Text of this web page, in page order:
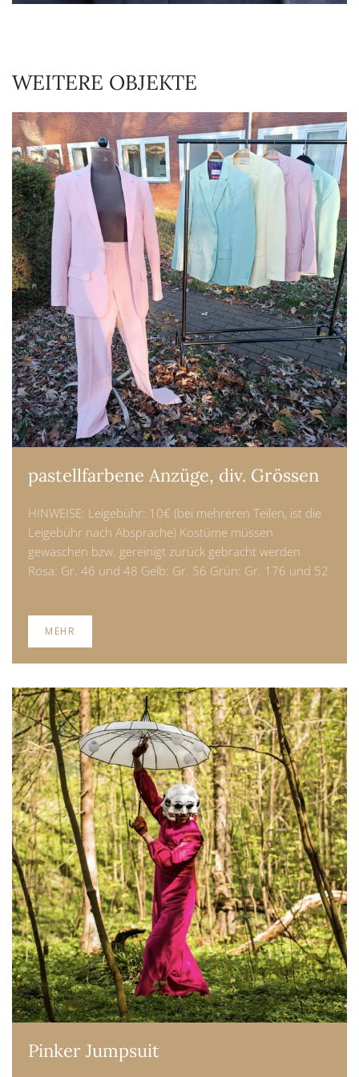
WEITERE OBJEKTE
pastellfarbene Anzüge, div. Grössen
HINWEISE: Leigebühr: 10€ (bei mehreren Teilen, ist die
Leigebühr nach Absprache) Kostüme müssen
gewaschen bzw. gereinigt zurück gebracht werden
Rosa: Gr. 46 und 48 Gelb: Gr. 56 Grün: Gr. 176 und 52
MEHR
Pinker Jumpsuit